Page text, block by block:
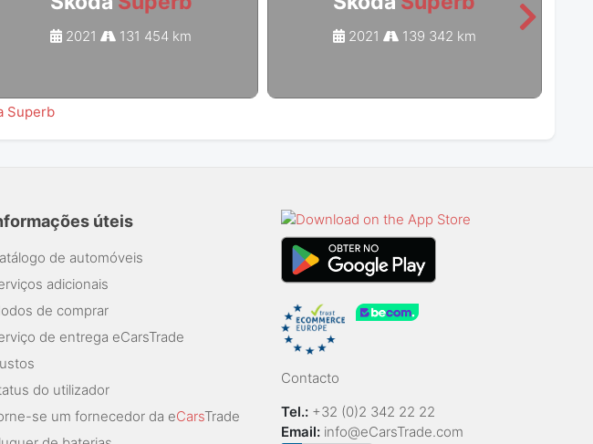
2021 131 454 km 2021 139 342 km
Superb
úteis
de automóveis
adicionais
de comprar
de entrega eCarsTrade
do utilizador
se um fornecedor da eCarsTrade
Contacto
Tel.: +32 (0)2 342 22 22
Email: info@eCarsTrade.com